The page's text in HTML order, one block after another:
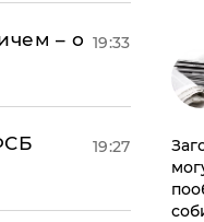
– о 19:33
19:27